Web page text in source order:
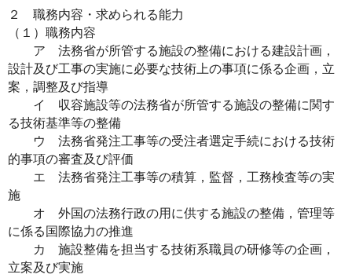
２ 職務内容・求められる能力
（１）職務内容
ア 法務省が所管する施設の整備における建設計画，
設計及び工事の実施に必要な技術上の事項に係る企画，立
案，調整及び指導
イ 収容施設等の法務省が所管する施設の整備に関す
る技術基準等の整備
ウ 法務省発注工事等の受注者選定手続における技術
的事項の審査及び評価
エ 法務省発注工事等の積算，監督，工務検査等の実
施
オ 外国の法務行政の用に供する施設の整備，管理等
に係る国際協力の推進
カ 施設整備を担当する技術系職員の研修等の企画，
立案及び実施